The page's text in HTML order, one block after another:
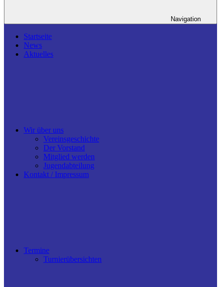
Navigation
Startseite
News
Aktuelles
Wir über uns
Vereinsgeschichte
Der Vorstand
Mitglied werden
Jugendabteilung
Kontakt / Impressum
Termine
Turnierübersichten